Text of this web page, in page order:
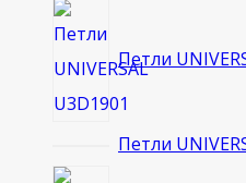
Петли
Петли